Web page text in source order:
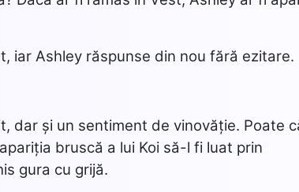
iar Ashley răspunse din nou fără ezitare.
dar și un sentiment de vinovăție. Poate
bruscă a lui Koi să-l fi luat prin
gura cu grijă.